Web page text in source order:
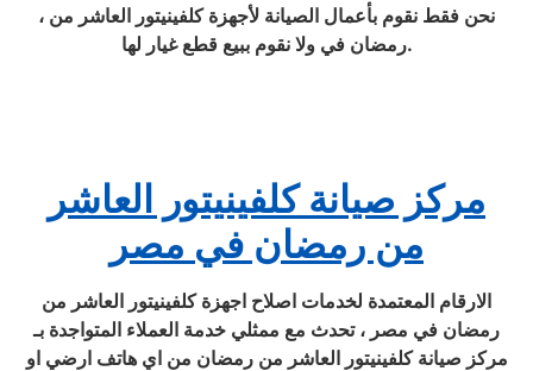
، نحن فقط نقوم بأعمال الصيانة لأجهزة كلفينيتور العاشر من
رمضان في ولا نقوم ببيع قطع غيار لها.
مركز صيانة كلفينيتور العاشر
من رمضان في مصر
الارقام المعتمدة لخدمات اصلاح اجهزة كلفينيتور العاشر من
رمضان في مصر ، تحدث مع ممثلي خدمة العملاء المتواجدة بـ
مركز صيانة كلفينيتور العاشر من رمضان من اي هاتف ارضي او